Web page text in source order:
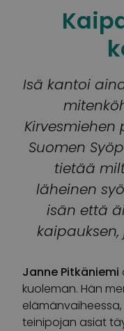
Isä kantoi
Suomen
tietää
läheinen
isän että
kaipauksen,
Janne Pitkäniemi
kuoleman. Hän
teinipojan asiat